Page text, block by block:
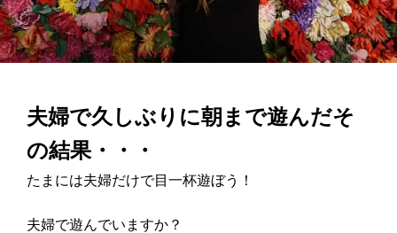
夫婦で久しぶりに朝まで遊んだそ
の結果・・・
たまには夫婦だけで目一杯遊ぼう！
夫婦で遊んでいますか？